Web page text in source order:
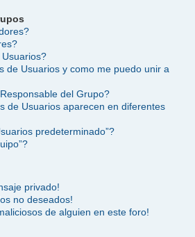
de Usuarios y como me puedo unir a
del Grupo?
de Usuarios aparecen en diferentes
predeterminado”?
privado!
no deseados!
de alguien en este foro!